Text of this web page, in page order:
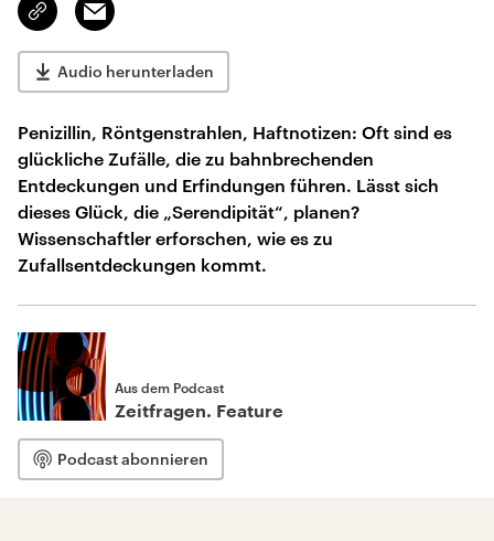
kopieren/teilen
Audio herunterladen
Penizillin, Röntgenstrahlen, Haftnotizen: Oft sind es
glückliche Zufälle, die zu bahnbrechenden
Entdeckungen und Erfindungen führen. Lässt sich
dieses Glück, die „Serendipität“, planen?
Wissenschaftler erforschen, wie es zu
Zufallsentdeckungen kommt.
Aus dem Podcast
Zeitfragen. Feature
Podcast abonnieren